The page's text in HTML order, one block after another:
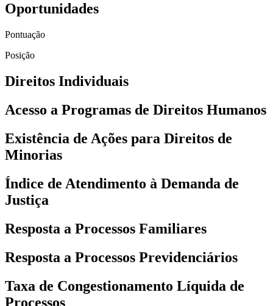
Oportunidades
Pontuação
Posição
Direitos Individuais
Acesso a Programas de Direitos Humanos
Existência de Ações para Direitos de
Minorias
Índice de Atendimento à Demanda de
Justiça
Resposta a Processos Familiares
Resposta a Processos Previdenciários
Taxa de Congestionamento Líquida de
Processos